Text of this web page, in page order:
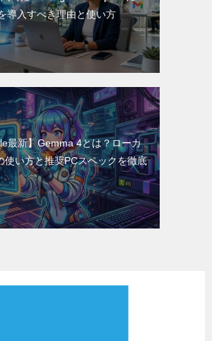
導入すべき理由と使い方
最新】Gemma 4とは？ローカ
使い方と推奨PCスペックを徹底